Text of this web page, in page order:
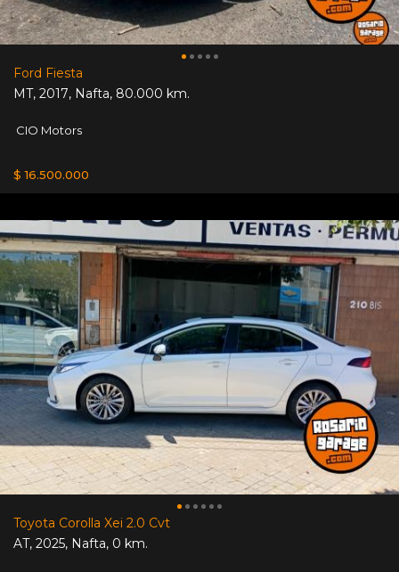
Ford Fiesta
MT, 2017, Nafta, 80.000 km.
CIO Motors
$ 16.500.000
Toyota Corolla Xei 2.0 Cvt
AT, 2025, Nafta, 0 km.